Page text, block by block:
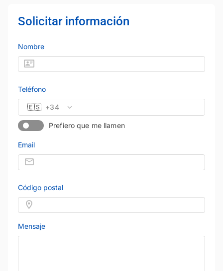
Solicitar información
Nombre
Teléfono
🇪🇸 +34
Prefiero que me llamen
Email
Código postal
Mensaje